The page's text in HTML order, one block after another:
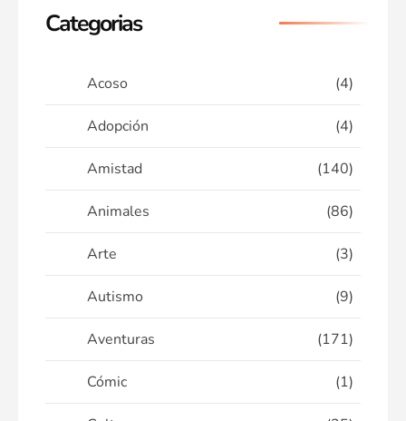
Categorias
Acoso (4)
Adopción (4)
Amistad (140)
Animales (86)
Arte (3)
Autismo (9)
Aventuras (171)
Cómic (1)